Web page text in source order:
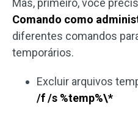
Mas, primeiro, você
Comando como
diferentes comandos
temporários.
Excluir arquivos
/f /s %temp%\*